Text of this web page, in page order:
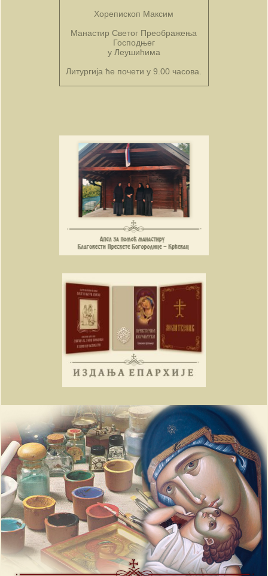
Хорепископ Максим
Манастир Светог Преображења
Господњег
у Леушићима
Литургија ће почети у 9.00 часова.